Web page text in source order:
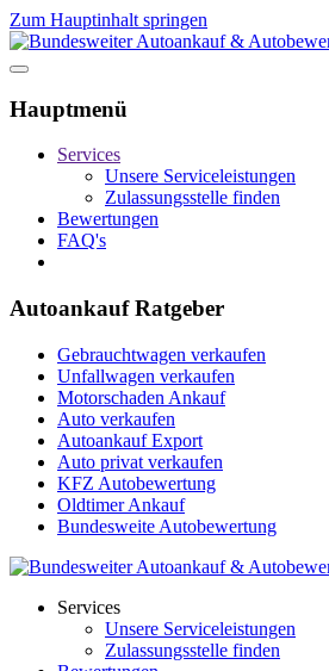
Zum Hauptinhalt springen
Hauptmenü
Services
Unsere Serviceleistungen
Zulassungsstelle finden
Bewertungen
FAQ's
Autoankauf Ratgeber
Gebrauchtwagen verkaufen
Unfallwagen verkaufen
Motorschaden Ankauf
Auto verkaufen
Autoankauf Export
Auto privat verkaufen
KFZ Autobewertung
Oldtimer Ankauf
Bundesweite Autobewertung
Services
Unsere Serviceleistungen
Zulassungsstelle finden